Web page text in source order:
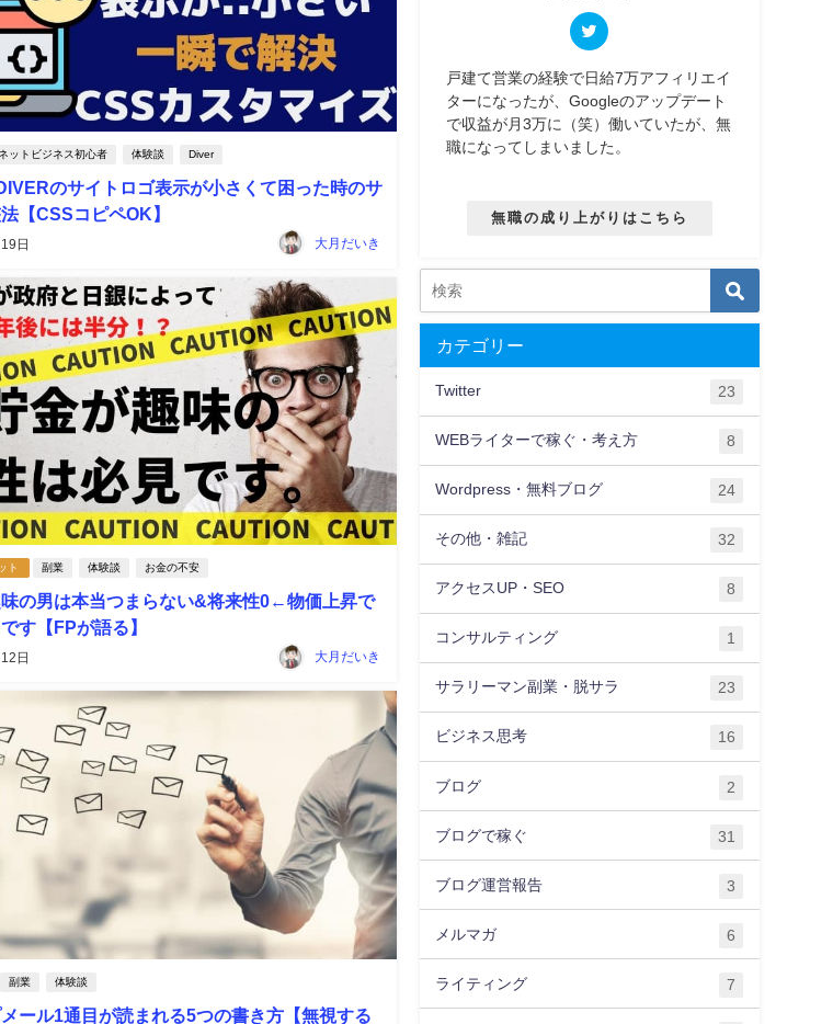
ネットビジネス初心者 体験談 Diver
のサイトロゴ表示が小さくて困った時のサ
【CSSコピペOK】
日 大月だいき
ト 副業 体験談 お金の不安
味の男は本当つまらない&将来性0←物価上昇で
す【FPが語る】
日 大月だいき
副業 体験談
ール1通目が読まれる5つの書き方【無視する
戸建て営業の経験で日給7万アフィリエイ
ターになったが、Googleのアップデート
で収益が月3万に（笑）働いていたが、無
職になってしまいました。
無職の成り上がりはこちら
カテゴリー
Twitter 23
WEBライターで稼ぐ・考え方 8
Wordpress・無料ブログ 24
その他・雑記 32
アクセスUP・SEO 8
コンサルティング 1
サラリーマン副業・脱サラ 23
ビジネス思考 16
ブログ 2
ブログで稼ぐ 31
ブログ運営報告 3
メルマガ 6
ライティング 7